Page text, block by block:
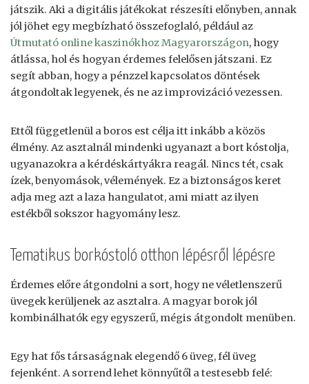
játszik. Aki a digitális játékokat részesíti előnyben, annak
jól jöhet egy megbízható összefoglaló, például az
Útmutató online kaszinókhoz Magyarországon, hogy
átlássa, hol és hogyan érdemes felelősen játszani. Ez
segít abban, hogy a pénzzel kapcsolatos döntések
átgondoltak legyenek, és ne az improvizáció vezessen.
Ettől függetlenül a boros est célja itt inkább a közös
élmény. Az asztalnál mindenki ugyanazt a bort kóstolja,
ugyanazokra a kérdéskártyákra reagál. Nincs tét, csak
ízek, benyomások, vélemények. Ez a biztonságos keret
adja meg azt a laza hangulatot, ami miatt az ilyen
estékből sokszor hagyomány lesz.
Tematikus borkóstoló otthon lépésről lépésre
Érdemes előre átgondolni a sort, hogy ne véletlenszerű
üvegek kerüljenek az asztalra. A magyar borok jól
kombinálhatók egy egyszerű, mégis átgondolt menüben.
Egy hat fős társaságnak elegendő 6 üveg, fél üveg
fejenként. A sorrend lehet könnyűtől a testesebb felé: